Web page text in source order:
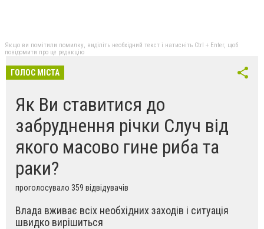
Якщо ви помітили помилку, виділіть необхідний текст і натисніть Ctrl + Enter, щоб
повідомити про це редакцію
ГОЛОС МІСТА
Як Ви ставитися до
забруднення річки Случ від
якого масово гине риба та
раки?
проголосувало 359 відвідувачів
Влада вживає всіх необхідних заходів і ситуація
швидко вирішиться